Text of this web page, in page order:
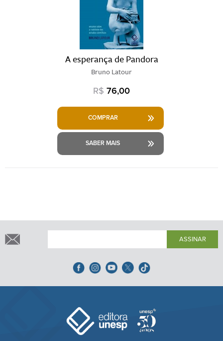
A esperança de Pandora
Bruno Latour
R$ 76,00
COMPRAR
SABER MAIS
ASSINAR